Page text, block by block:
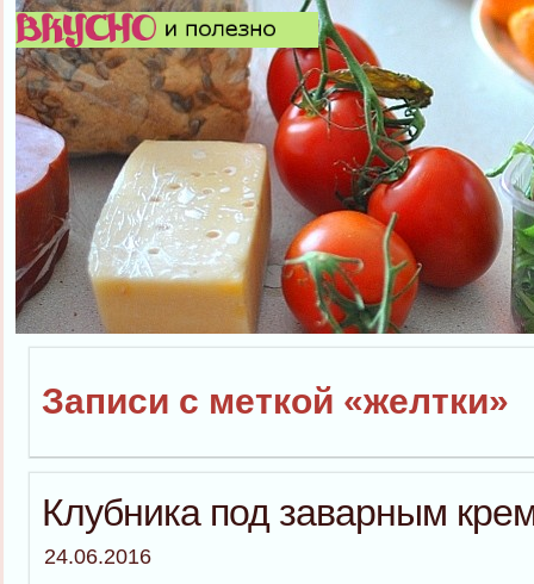
Записи с меткой «желтки»
Клубника под заварным
24.06.2016